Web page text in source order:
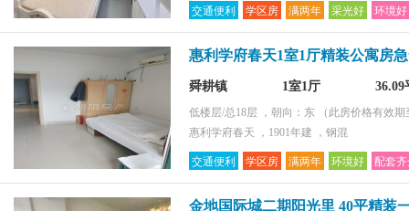
交通便利 学区房 满两年 采光好 环境好
惠利学府春天1室1厅精装公寓房
舜耕镇 1室1厅 36.09
低楼层/总18层 ，朝向：东
（此房价格有效
惠利学府春天 ，1901年建 ，钢混
交通便利 学区房 满两年 环境好 配套
金地国际城二期阳光里 40平精装